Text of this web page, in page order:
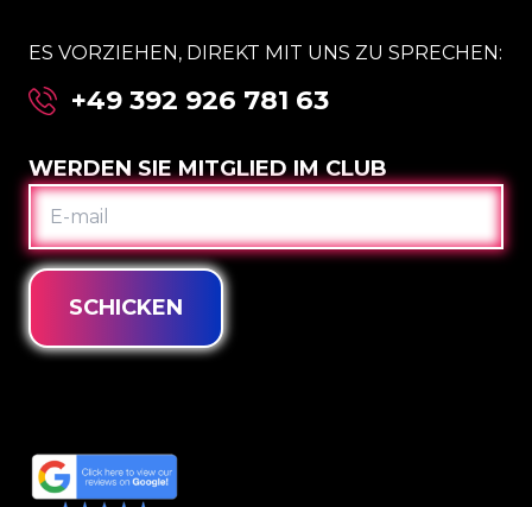
ES VORZIEHEN, DIREKT MIT UNS ZU SPRECHEN:
+49 392 926 781 63
WERDEN SIE MITGLIED IM CLUB
E-
MAIL
SCHICKEN